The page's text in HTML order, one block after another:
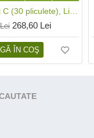
268,60 Lei
ÎN COŞ